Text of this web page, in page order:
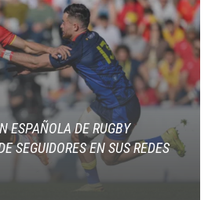
ESPAÑOLA DE RUGBY
SEGUIDORES EN SUS REDES